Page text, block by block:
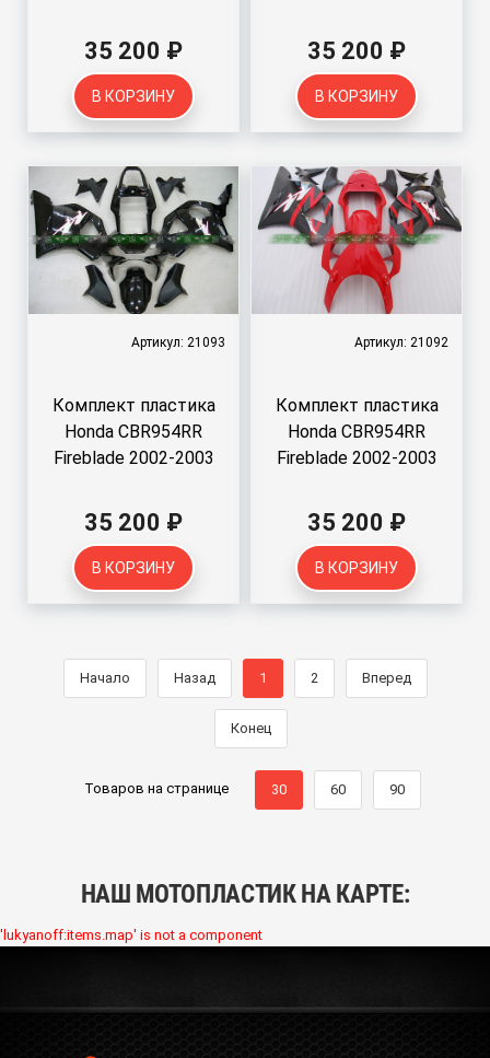
35 200 ₽
В КОРЗИНУ
35 200 ₽
В КОРЗИНУ
Артикул: 21093
Комплект пластика
Honda CBR954RR
Fireblade 2002-2003
35 200 ₽
В КОРЗИНУ
Артикул: 21092
Комплект пластика
Honda CBR954RR
Fireblade 2002-2003
35 200 ₽
В КОРЗИНУ
Начало Назад 1 2 Вперед
Конец
Товаров на странице 30 60 90
НАШ МОТОПЛАСТИК НА КАРТЕ:
'lukyanoff:items.map' is not a component